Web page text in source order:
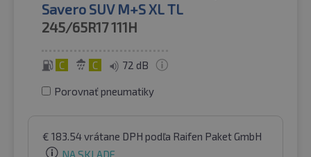
Savero SUV M+S XL TL
245/65R17111H
C C 72 dB
Porovnať pneumatiky
€ 183.54vrátane DPH podľa Raifen Paket GmbH
NA SKLADE